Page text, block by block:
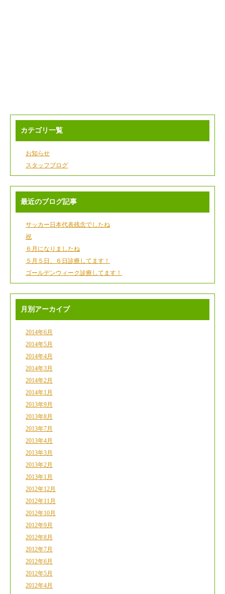
カテゴリ一覧
お知らせ
スタッフブログ
最近のブログ記事
サッカー日本代表残念でしたね
祝
６月になりましたね
５月５日、６日診療してます！
ゴールデンウィーク診療してます！
月別アーカイブ
2014年6月
2014年5月
2014年4月
2014年3月
2014年2月
2014年1月
2013年9月
2013年8月
2013年7月
2013年4月
2013年3月
2013年2月
2013年1月
2012年12月
2012年11月
2012年10月
2012年9月
2012年8月
2012年7月
2012年6月
2012年5月
2012年4月